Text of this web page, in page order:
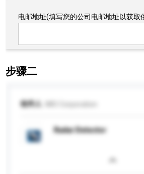
电邮地址(填写您的公司电邮地址以获取
步骤二
收件人
Radar Detector